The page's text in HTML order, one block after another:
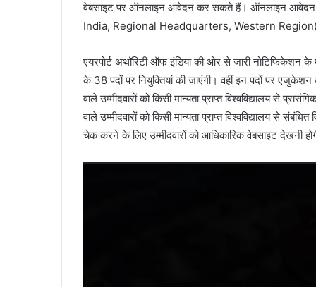
वेबसाइट पर ऑनलाइन आवेदन कर सकते हैं। ऑनलाइन
India, Regional Headquarters, Western Region)
एयरपोर्ट अथॉरिटी ऑफ इंडिया की ओर से जारी नोटिफिकेशन
के 38 पदों पर नियुक्तियां की जाएंगी। वहीं इन पदों पर
वाले उम्मीदवारों को किसी मान्यता प्राप्त विश्वविद्यालय से
वाले उम्मीदवारों को किसी मान्यता प्राप्त विश्वविद्यालय से
चेक करने के लिए उम्मीदवारों को आधिकारिक वेबसाइट देखनी